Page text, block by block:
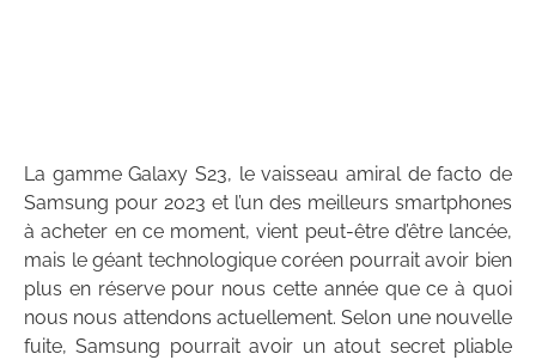
La gamme Galaxy S23, le vaisseau amiral de facto de
Samsung pour 2023 et l’un des meilleurs smartphones
à acheter en ce moment, vient peut-être d’être lancée,
mais le géant technologique coréen pourrait avoir bien
plus en réserve pour nous cette année que ce à quoi
nous nous attendons actuellement. Selon une nouvelle
fuite, Samsung pourrait avoir un atout secret pliable